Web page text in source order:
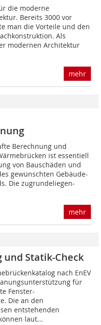
die moderne
Bereits 3000 vor
man die Vorteile und den
Als
modernen Architektur
mehr
Berechnung und
ist essentiell
von Bauschäden und
gewünschten Gebäude-
Die zugrundeliegen-
mehr
Statik-Check
nach EnEV
für
Fenster-
Die an den
entstehenden
laut...